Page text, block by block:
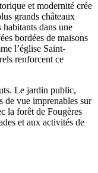
et modernité crée
grands châteaux
dans une
bordées de maisons
l’église Saint-
renforcent ce
Le jardin public,
de vue imprenables sur
la forêt de Fougères
et aux activités de